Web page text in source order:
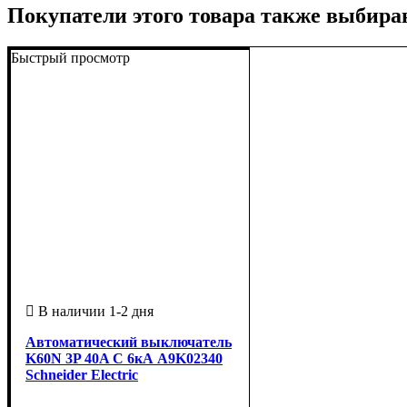
Покупатели этого товара также
Быстрый просмотр
Автоматический выключатель
K60N 3P 40A C 6кА A9K02340
Schneider Electric